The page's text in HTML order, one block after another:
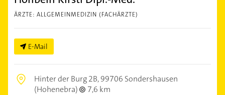
ÄRZTE: ALLGEMEINMEDIZIN (FACHÄRZTE)
E-Mail
Hinter der Burg 2B,99706 Sondershausen
(Hohenebra)
7,6 km